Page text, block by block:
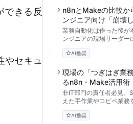
できる反
やセキュ
n8nとMakeの比較か
ンジニア向け「崩壊
自動化の運用ガイド
業務自動化は作った後が
ンジニアの現場リーダー
とMakeの実践的な比較
ローを防ぐ運用保守のコ
家の視点から詳しく解説
AI推奨
現場の「つぎはぎ業
るn8n・Make活用術
得の安全な自動化ア
非IT部門の責任者必見。
えた手作業やコピペ業務
Makeを使って安全に自
解説。情シスを説得する
AI推奨